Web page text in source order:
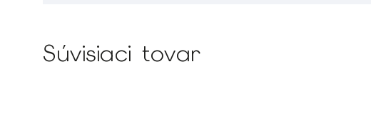
Súvisiaci tovar